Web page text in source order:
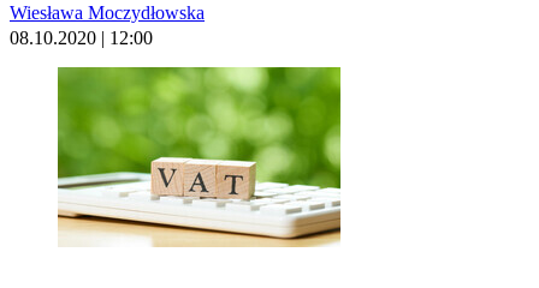
Wiesława Moczydłowska
08.10.2020 | 12:00